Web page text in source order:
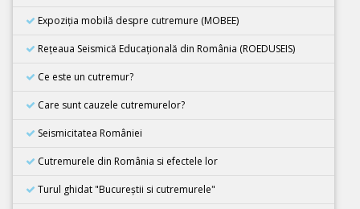
24 Martie 2026
Cutremur M4.5, Zona seismica Vrancea
08 Decembrie 2025
Cutremur M5.5, Bangladesh
02 Noiembrie 2025
Expoziţia mobilă despre cutremure (MOBEE)
Rețeaua Seismică Educațională din România (ROEDUSEIS)
Ce este un cutremur?
Care sunt cauzele cutremurelor?
Seismicitatea României
Cutremurele din România si efectele lor
Turul ghidat "Bucureştii si cutremurele"